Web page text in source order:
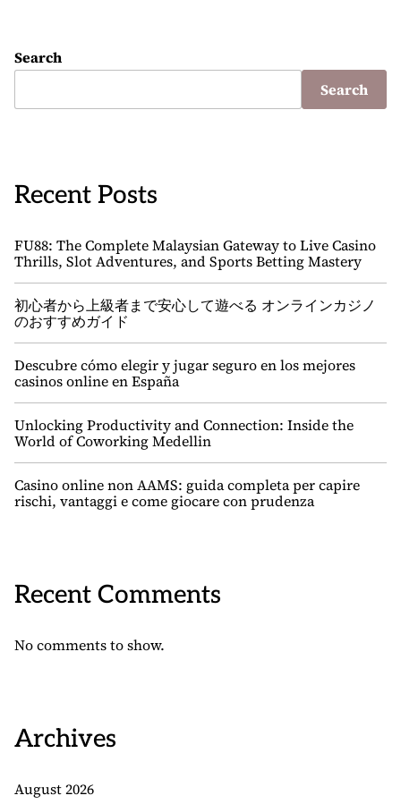
Search
Search
Recent Posts
FU88: The Complete Malaysian Gateway to Live Casino
Thrills, Slot Adventures, and Sports Betting Mastery
初心者から上級者まで安心して遊べる オンラインカジノ
のおすすめガイド
Descubre cómo elegir y jugar seguro en los mejores
casinos online en España
Unlocking Productivity and Connection: Inside the
World of Coworking Medellin
Casino online non AAMS: guida completa per capire
rischi, vantaggi e come giocare con prudenza
Recent Comments
No comments to show.
Archives
August 2026